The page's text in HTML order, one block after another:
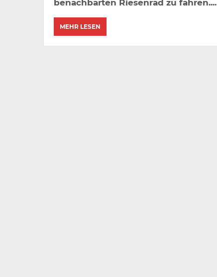
benachbarten Riesenrad zu fahren....
MEHR LESEN